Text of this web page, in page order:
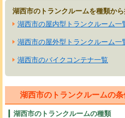
湖西市のトランクルームを種類か
湖西市の屋内型トランクルーム一
湖西市の屋外型トランクルーム一
湖西市のバイクコンテナ一覧
湖西市のトランクルームの
湖西市のトランクルームの種類